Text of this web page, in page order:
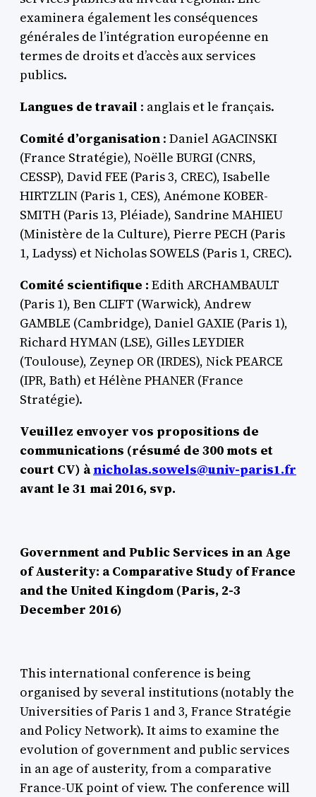
examinera également les conséquences
générales de l’intégration européenne en
termes de droits et d’accès aux services
publics.
Langues de travail : anglais et le français.
Comité d’organisation : Daniel AGACINSKI
(France Stratégie), Noëlle BURGI (CNRS,
CESSP), David FEE (Paris 3, CREC), Isabelle
HIRTZLIN (Paris 1, CES), Anémone KOBER-
SMITH (Paris 13, Pléiade), Sandrine MAHIEU
(Ministère de la Culture), Pierre PECH (Paris
1, Ladyss) et Nicholas SOWELS (Paris 1, CREC).
Comité scientifique : Edith ARCHAMBAULT
(Paris 1), Ben CLIFT (Warwick), Andrew
GAMBLE (Cambridge), Daniel GAXIE (Paris 1),
Richard HYMAN (LSE), Gilles LEYDIER
(Toulouse), Zeynep OR (IRDES), Nick PEARCE
(IPR, Bath) et Hélène PHANER (France
Stratégie).
Veuillez envoyer vos propositions de
communications (résumé de 300 mots et
court CV) ànicholas.sowels@univ-paris1.fr
avant le 31 mai 2016, svp.
Government and Public Services in an Age
of Austerity: a Comparative Study of France
and the United Kingdom (Paris, 2-3
December 2016)
This international conference is being
organised by several institutions (notably the
Universities of Paris 1 and 3, France Stratégie
and Policy Network). It aims to examine the
evolution of government and public services
in an age of austerity, from a comparative
France-UK point of view. The conference will